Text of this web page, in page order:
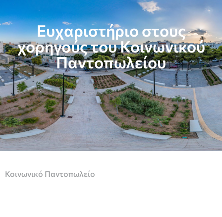
Ευχαριστήριο στους
χορηγούς του Κοινωνικού
Παντοπωλείου
Κοινωνικό Παντοπωλείο